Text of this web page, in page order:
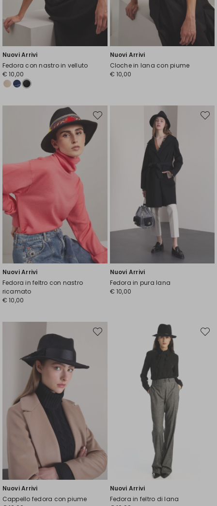
Nuovi Arrivi
Fedora con nastro in velluto
€ 10,00
Nuovi Arrivi
Cloche in lana con piume
€ 10,00
Nuovi Arrivi
Fedora in feltro con nastro
ricamato
€ 10,00
Sposta
nella
wishlist
Nuovi Arrivi
Fedora in pura lana
€ 10,00
Nuovi Arrivi
Cappello fedora con piume
Sposta
Nuovi Arrivi
Fedora in feltro di lana